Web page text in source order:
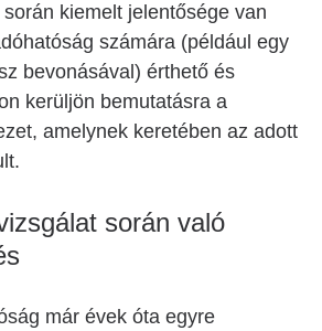
kiemelt jelentősége van
számára (például egy
bevonásával) érthető és
kerüljön bemutatásra a
amelynek keretében az adott
során való
már évek óta egyre